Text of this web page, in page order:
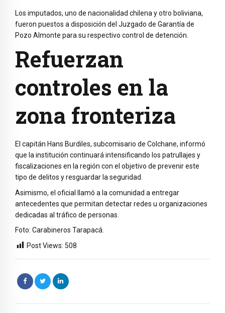
Los imputados, uno de nacionalidad chilena y otro boliviana,
fueron puestos a disposición del Juzgado de Garantía de
Pozo Almonte para su respectivo control de detención.
Refuerzan
controles en la
zona fronteriza
El capitán Hans Burdiles, subcomisario de Colchane, informó
que la institución continuará intensificando los patrullajes y
fiscalizaciones en la región con el objetivo de prevenir este
tipo de delitos y resguardar la seguridad.
Asimismo, el oficial llamó a la comunidad a entregar
antecedentes que permitan detectar redes u organizaciones
dedicadas al tráfico de personas.
Foto: Carabineros Tarapacá.
Post Views: 508